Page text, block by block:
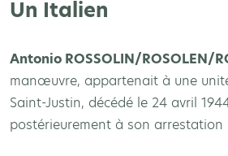
Un Italien
Antonio ROSSOLIN/ROSOLEN/
manœuvre, appartenait à une
Saint-Justin, décédé le 24 avril
postérieurement à son arrestation